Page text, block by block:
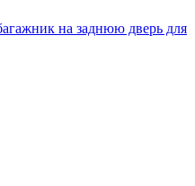
на заднюю дверь для